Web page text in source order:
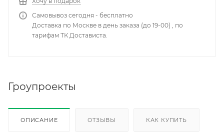
Самовывоз сегодня - бесплатно
Доставка по Москве в день заказа (до 19-00) , по
тарифам ТК Достависта.
Гроупроекты
ОПИСАНИЕ ОТЗЫВЫ КАК КУПИТЬ